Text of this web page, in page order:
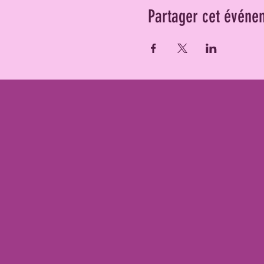
Partager cet